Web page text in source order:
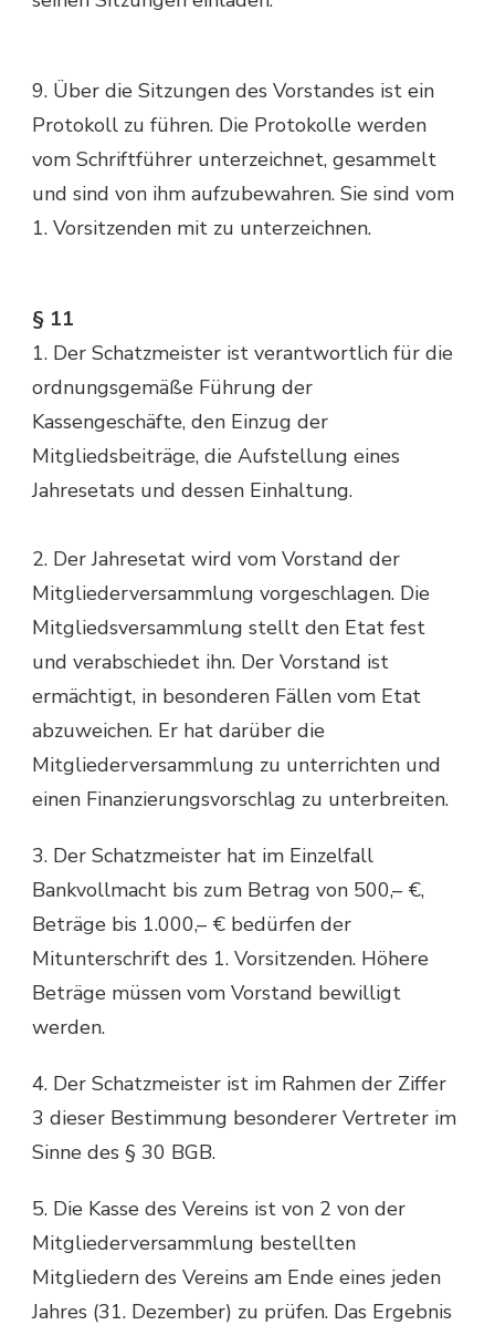
9. Über die Sitzungen des Vorstandes ist ein
Protokoll zu führen. Die Protokolle werden
vom Schriftführer unterzeichnet, gesammelt
und sind von ihm aufzubewahren. Sie sind vom
1. Vorsitzenden mit zu unterzeichnen.
§ 11
1. Der Schatzmeister ist verantwortlich für die
ordnungsgemäße Führung der
Kassengeschäfte, den Einzug der
Mitgliedsbeiträge, die Aufstellung eines
Jahresetats und dessen Einhaltung.
2. Der Jahresetat wird vom Vorstand der
Mitgliederversammlung vorgeschlagen. Die
Mitgliedsversammlung stellt den Etat fest
und verabschiedet ihn. Der Vorstand ist
ermächtigt, in besonderen Fällen vom Etat
abzuweichen. Er hat darüber die
Mitgliederversammlung zu unterrichten und
einen Finanzierungsvorschlag zu unterbreiten.
3. Der Schatzmeister hat im Einzelfall
Bankvollmacht bis zum Betrag von 500,– €,
Beträge bis 1.000,– € bedürfen der
Mitunterschrift des 1. Vorsitzenden. Höhere
Beträge müssen vom Vorstand bewilligt
werden.
4. Der Schatzmeister ist im Rahmen der Ziffer
3 dieser Bestimmung besonderer Vertreter im
Sinne des § 30 BGB.
5. Die Kasse des Vereins ist von 2 von der
Mitgliederversammlung bestellten
Mitgliedern des Vereins am Ende eines jeden
Jahres (31. Dezember) zu prüfen. Das Ergebnis